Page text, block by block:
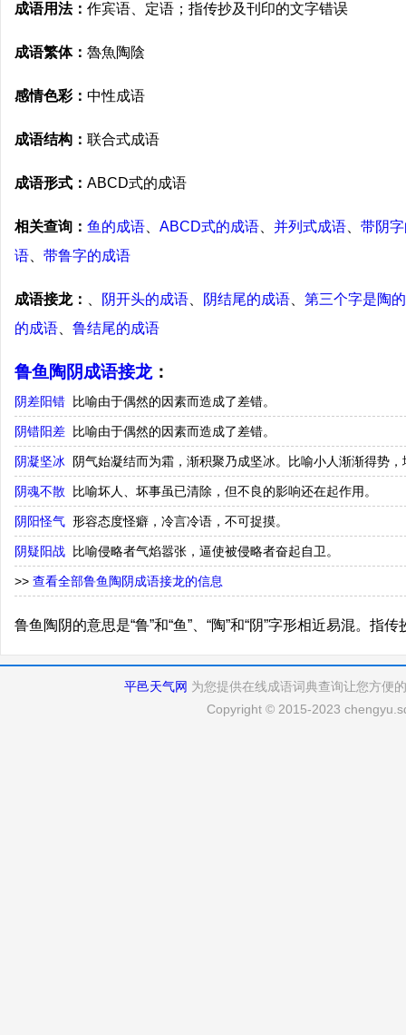
成语用法： 作宾语、定语；指传抄及刊印的文字错误
成语繁体： 魯魚陶陰
感情色彩： 中性成语
成语结构： 联合式成语
成语形式： ABCD式的成语
相关查询： 鱼的成语 ABCD式的成语 并列式成语
带阴
语
带鲁字的成语
成语接龙： 阴开头的成语 阴结尾的成语
第三个字是陶
的成语
鲁结尾的成语
鲁鱼陶阴成语接龙：
阴差阳错 比喻由于偶然的因素而造成了差错。
阴错阳差 比喻由于偶然的因素而造成了差错。
阴凝坚冰 阴气始凝结而为霜，渐积聚乃成坚冰。比喻小人渐渐得势
阴魂不散 比喻坏人、坏事虽已清除，但不良的影响还在起作用。
阴阳怪气 形容态度怪癖，冷言冷语，不可捉摸。
阴疑阳战 比喻侵略者气焰嚣张，逼使被侵略者奋起自卫。
>> 查看全部鲁鱼陶阴成语接龙的信息
鲁鱼陶阴的意思是“鲁”和“鱼”、“陶”和“阴”字形相近易混。指
平邑天气网 为您提供在线成语词典查询让您方便
Copyright © 2015-2023